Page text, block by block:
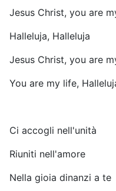
Jesus Christ, you are
Halleluja, Halleluja
Jesus Christ, you are
You are my life,
Ci accogli nell'unità
Riuniti nell'amore
Nella gioia dinanzi a te